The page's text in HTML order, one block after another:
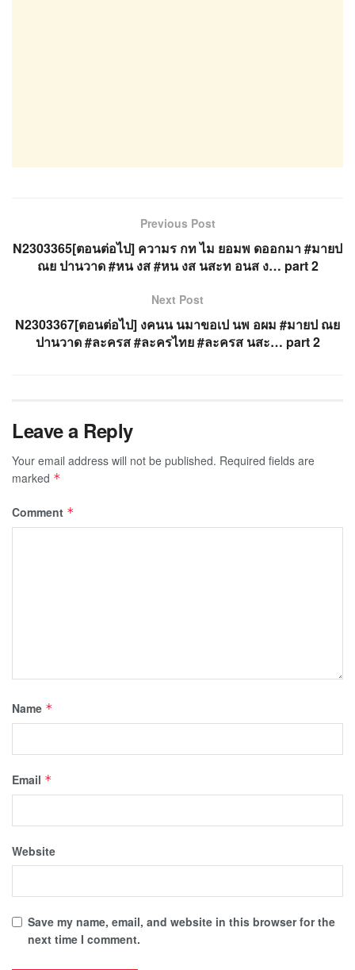
Previous Post
N2303365[ตอนต่อไป] ความร กท ไม ยอมพ ดออกมา #มายป
ณย ปานวาด #หน งส #หน งส นสะท อนส ง… part 2
Next Post
N2303367[ตอนต่อไป] งคนน นมาขอเป นพ อผม #มายป ณย
ปานวาด #ละครส #ละครไทย #ละครส นสะ… part 2
Leave a Reply
Your email address will not be published. Required fields are
marked *
Comment *
Name *
Email *
Website
Save my name, email, and website in this browser for the
next time I comment.